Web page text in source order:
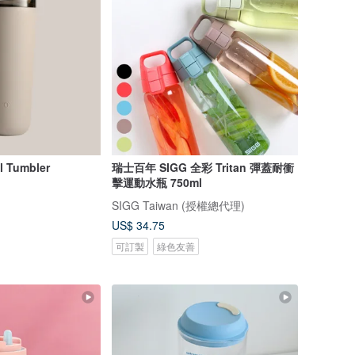
Tumbler
瑞士百年 SIGG 全彩 Tritan 彈蓋耐衝
擊運動水瓶 750ml
SIGG Taiwan (授權總代理)
US$ 34.75
可訂製 綠色友善